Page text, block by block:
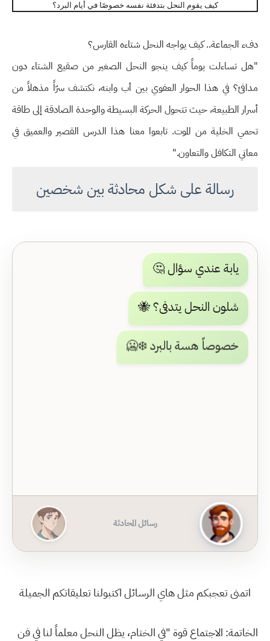
كيف يقوم النحل بتدفئة نفسه خصوصًا في أيام البرد؟
دفء الجماعة.. كيف يواجه النحل شتاءه القارس؟
"هل تساءلت يوماً كيف ينجو النحل الصغير من صقيع الشتاء دون
مدافئ؟ في هذا الحوار العفوي بين أب وابنه، نكتشف سرّاً مذهلاً من
أسرار الطبيعة، حيث تتحول الحركة البسيطة والوحدة الصادقة إلى طاقة
تحمي الخلية من الموت. تابعوا معنا هذا الدرس القصير والعميق في
معاني التكافل والتعاون."
رسالة على شكل محادثة بين شخصين
يابة عندي سؤال 🤔
شلون النحل يتدفى؟ 🐝
خصوصاً هسة بالبرد ❄️🥶
رسائل المحادثة
اتمنى تعجبكم مثل هاي الرسائل اكتبولنا تعليقاتكم الجميلة
الخاتمة: الاجتماع قوة "في الختام، يظل النحل معلماً لنا في فن